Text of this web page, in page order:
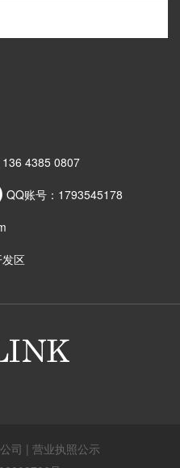
4385 0807
QQ账号： 1793545178
区
司 | 营业执照公示